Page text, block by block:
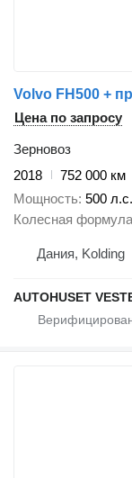
Volvo FH500 +
Цена по запросу
Зерновоз
2018
752 000 км
Мощность 500
Колесная формула
Дания, Kolding
AUTOHUSET